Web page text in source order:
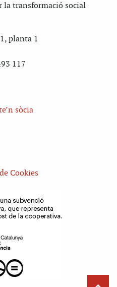
la transformació social
planta 1
117
sòcia
Cookies